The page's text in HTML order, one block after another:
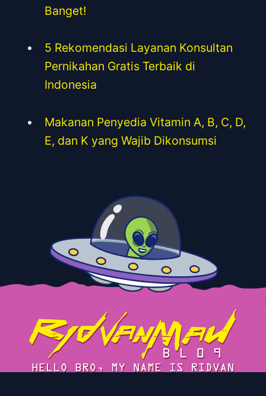
Banget!
5 Rekomendasi Layanan Konsultan
Pernikahan Gratis Terbaik di
Indonesia
Makanan Penyedia Vitamin A, B, C, D,
E, dan K yang Wajib Dikonsumsi